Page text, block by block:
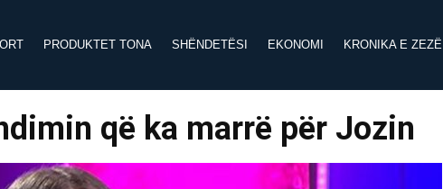
PRODUKTET TONA SHËNDETËSI EKONOMI KRONIKA E ZEZË
që ka marrë për Jozin